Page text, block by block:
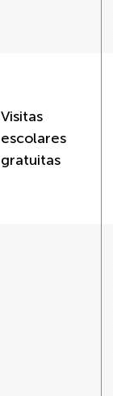
Visitas
escolares
gratuitas